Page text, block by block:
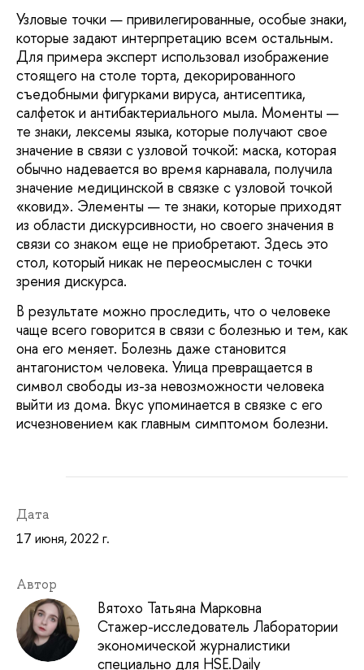
Узловые точки — привилегированные, особые знаки,
которые задают интерпретацию всем остальным.
Для примера эксперт использовал изображение
стоящего на столе торта, декорированного
съедобными фигурками вируса, антисептика,
салфеток и антибактериального мыла. Моменты —
те знаки, лексемы языка, которые получают свое
значение в связи с узловой точкой: маска, которая
обычно надевается во время карнавала, получила
значение медицинской в связке с узловой точкой
«ковид». Элементы — те знаки, которые приходят
из области дискурсивности, но своего значения в
связи со знаком еще не приобретают. Здесь это
стол, который никак не переосмыслен с точки
зрения дискурса.
В результате можно проследить, что о человеке
чаще всего говорится в связи с болезнью и тем, как
она его меняет. Болезнь даже становится
антагонистом человека. Улица превращается в
символ свободы из-за невозможности человека
выйти из дома. Вкус упоминается в связке с его
исчезновением как главным симптомом болезни.
Дата
17 июня, 2022 г.
Автор
Вятохо Татьяна Марковна
Стажер-исследователь Лаборатории
экономической журналистики
специально для HSE.Daily